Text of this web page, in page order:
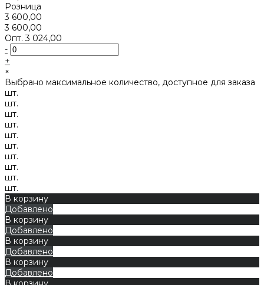
Розница
3 600,00
3 600,00
Опт.3 024,00
-
+
×
Выбрано максимальное количество, доступное для заказа
шт.
шт.
шт.
шт.
шт.
шт.
шт.
шт.
шт.
шт.
В корзину
Добавлено
В корзину
Добавлено
В корзину
Добавлено
В корзину
Добавлено